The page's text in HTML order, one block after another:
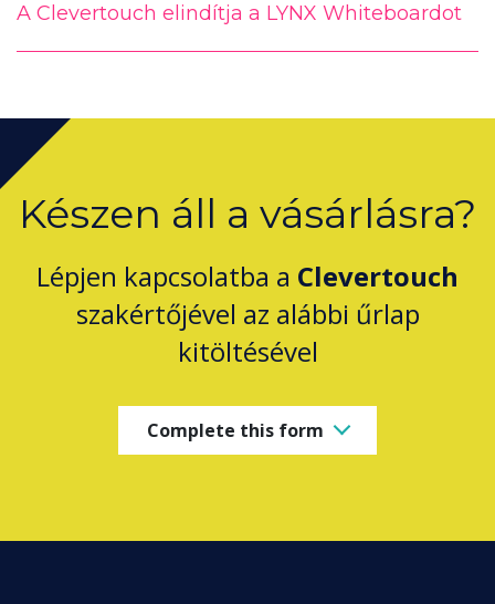
A Clevertouch elindítja a LYNX Whiteboardot
Készen áll a vásárlásra?
Lépjen kapcsolatba a Clevertouch
szakértőjével az alábbi űrlap
kitöltésével
Complete this form